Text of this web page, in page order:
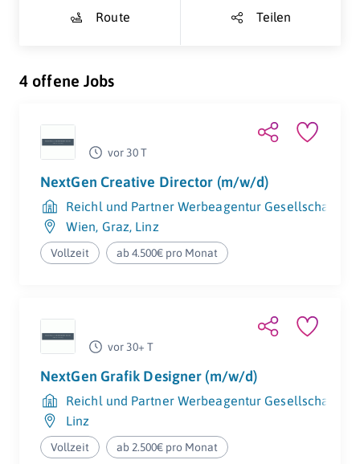
Route Teilen
4 offene Jobs
vor 30 T
NextGen Creative Director (m/w/d)
Reichl und Partner Werbeagentur Gesellschaft
Wien, Graz, Linz
Vollzeit ab 4.500€ pro Monat
vor 30+ T
NextGen Grafik Designer (m/w/d)
Reichl und Partner Werbeagentur Gesellschaft
Linz
Vollzeit ab 2.500€ pro Monat